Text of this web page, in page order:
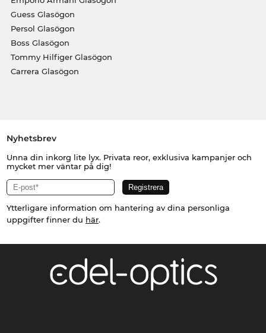
Guess Glasögon
Persol Glasögon
Boss Glasögon
Tommy Hilfiger Glasögon
Carrera Glasögon
Nyhetsbrev
Unna din inkorg lite lyx. Privata reor, exklusiva kampanjer och
mycket mer väntar på dig!
Ytterligare information om hantering av dina personliga
uppgifter finner du här.